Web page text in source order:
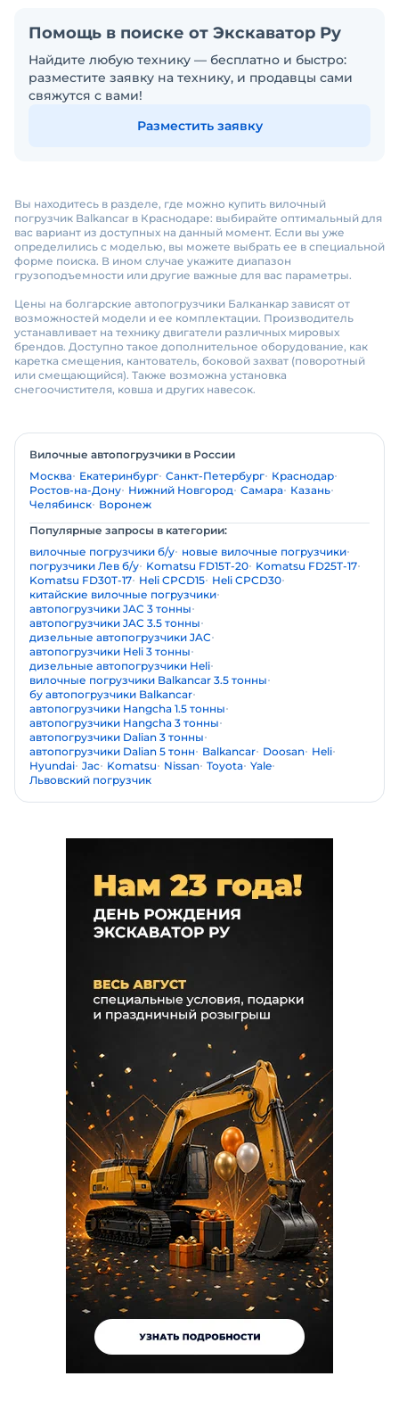
Помощь в поиске от Экскаватор Ру
Найдите любую технику — бесплатно и быстро:
разместите заявку на технику, и продавцы сами
свяжутся с вами!
Разместить заявку
Вы находитесь в разделе, где можно купить вилочный
погрузчик Balkancar в Краснодаре: выбирайте оптимальный для
вас вариант из доступных на данный момент. Если вы уже
определились с моделью, вы можете выбрать ее в специальной
форме поиска. В ином случае укажите диапазон
грузоподъемности или другие важные для вас параметры.
Цены на болгарские автопогрузчики Балканкар зависят от
возможностей модели и ее комплектации. Производитель
устанавливает на технику двигатели различных мировых
брендов. Доступно такое дополнительное оборудование, как
каретка смещения, кантователь, боковой захват (поворотный
или смещающийся). Также возможна установка
снегоочистителя, ковша и других навесок.
Вилочные автопогрузчики в России
Москва Екатеринбург Санкт-Петербург Краснодар
Ростов-на-Дону Нижний Новгород Самара Казань
Челябинск Воронеж
Популярные запросы в категории:
вилочные погрузчики б/у новые вилочные погрузчики
погрузчики Лев б/у Komatsu FD15T-20 Komatsu FD25T-17
Komatsu FD30T-17 Heli CPCD15 Heli CPCD30
китайские вилочные погрузчики
автопогрузчики JAC 3 тонны
автопогрузчики JAC 3.5 тонны
дизельные автопогрузчики JAC
автопогрузчики Heli 3 тонны
дизельные автопогрузчики Heli
вилочные погрузчики Balkancar 3.5 тонны
бу автопогрузчики Balkancar
автопогрузчики Hangcha 1.5 тонны
автопогрузчики Hangcha 3 тонны
автопогрузчики Dalian 3 тонны
автопогрузчики Dalian 5 тонн
Balkancar Doosan Heli
Hyundai Jac Komatsu Nissan Toyota Yale
Львовский погрузчик